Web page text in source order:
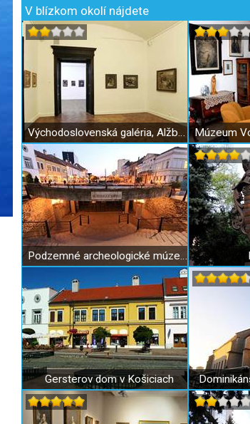
V blízkom okolí nájdete
Východoslovenská galéria, Alžbetina ulica
Podzemné archeologické múzeum Dolná brána Košice
Gersterov dom v Košiciach